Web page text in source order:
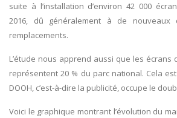
suite à l’installation d’environ 42 000
2016, dû généralement à de nouveaux
remplacements.
L’étude nous apprend aussi que les écrans
représentent 20 % du parc national. Cela
DOOH, c’est-à-dire la publicité, occupe le
Voici le graphique montrant l’évolution du